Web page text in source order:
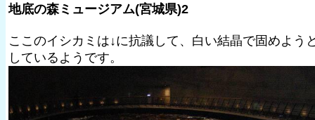
地底の森ミュージアム(宮城県)2
ここのイシカミは↓に抗議して、白い結晶で固めよう
しているようです。